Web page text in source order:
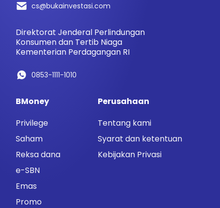
cs@bukainvestasi.com
Direktorat Jenderal Perlindungan
Konsumen dan Tertib Niaga
Kementerian Perdagangan RI
0853-1111-1010
BMoney
Privilege
Saham
Reksa dana
e-SBN
Emas
Promo
Perusahaan
Tentang kami
Syarat dan ketentuan
Kebijakan Privasi